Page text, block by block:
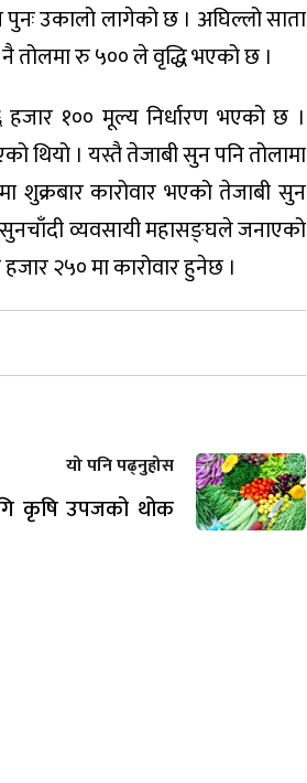
उकालो लागेको छ । अघिल्लो साता
रु ५०० ले वृद्धि भएको छ ।
१०० मूल्य निर्धारण भएको छ ।
थियो । यस्तै तेजाबी सुन पनि तोलामा
कारोवार भएको तेजाबी सुन
व्यवसायी महासङ्घले जनाएको
२५० मा कारोवार हुनेछ ।
यो पनि पढ्नुहोस
कृषि उपजको थोक